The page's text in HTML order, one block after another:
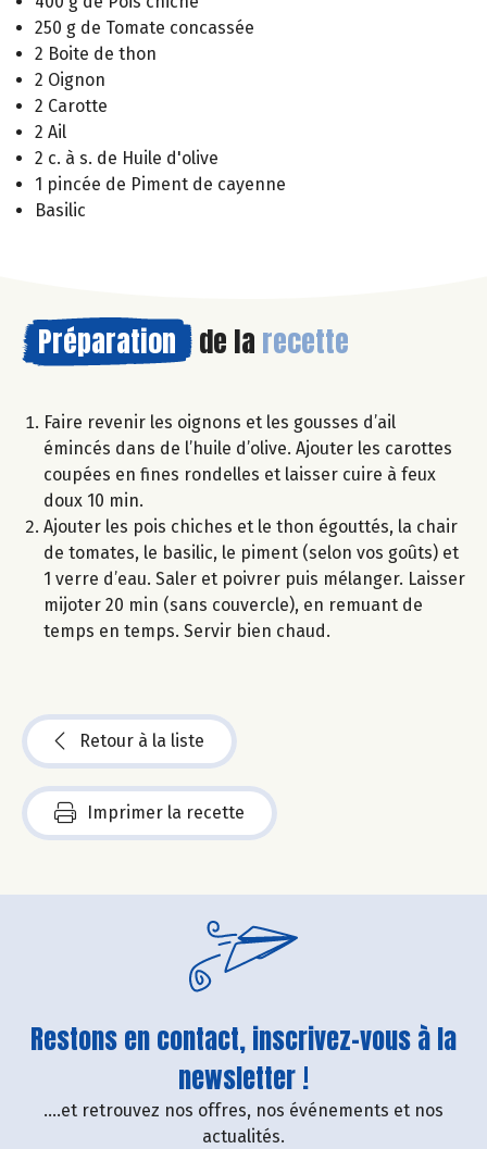
250 g de Tomate concassée
2 Boite de thon
2 Oignon
2 Carotte
2 Ail
2 c. à s. de Huile d'olive
1 pincée de Piment de cayenne
Basilic
Préparation de la recette
Faire revenir les oignons et les gousses d’ail
émincés dans de l’huile d’olive. Ajouter les carottes
coupées en fines rondelles et laisser cuire à feux
doux 10 min.
Ajouter les pois chiches et le thon égouttés, la chair
de tomates, le basilic, le piment (selon vos goûts) et
1 verre d’eau. Saler et poivrer puis mélanger. Laisser
mijoter 20 min (sans couvercle), en remuant de
temps en temps. Servir bien chaud.
Retour à la liste
Imprimer la recette
Restons en contact, inscrivez-vous à la
newsletter !
....et retrouvez nos offres, nos événements et nos
actualités.